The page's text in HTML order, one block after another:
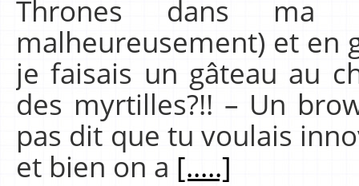
Thrones dans ma
malheureusement) et en
je faisais un gâteau au
des myrtilles?!! – Un
pas dit que tu voulais
et bien on a [.....]